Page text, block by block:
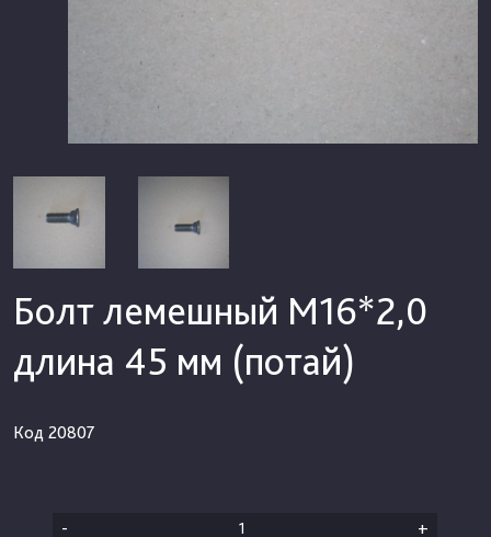
Болт лемешный М16*2,0
длина 45 мм (потай)
Код 20807
- +